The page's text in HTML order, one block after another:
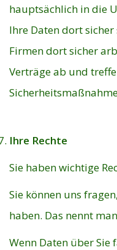
hauptsächlich in die
Ihre Daten dort
Firmen dort sicher
Verträge ab und
Ihre Rechte
Sie haben wichtige
Sie können uns
haben. Das nennt
Wenn Daten über Sie